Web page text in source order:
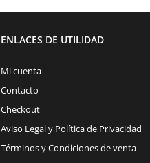
ENLACES DE UTILIDAD
Mi cuenta
Contacto
Checkout
Aviso Legal y Política de Privacidad
Términos y Condiciones de venta